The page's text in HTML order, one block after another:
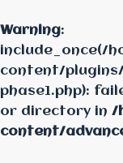
Warning:
include_once(/
content/
phase1.php):
or directory in /
content/